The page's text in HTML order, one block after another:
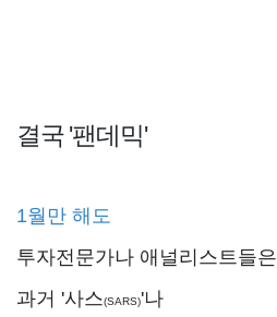
결국 '팬데믹'
1월만 해도
투자전문가나 애널리스트들은
과거 '사스(SARS)'나